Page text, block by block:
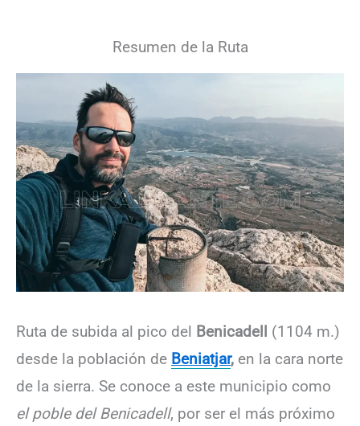
Resumen de la Ruta
Ruta de subida al pico del Benicadell (1104 m.)
desde la población de Beniatjar, en la cara norte
de la sierra. Se conoce a este municipio como
el poble del Benicadell, por ser el más próximo